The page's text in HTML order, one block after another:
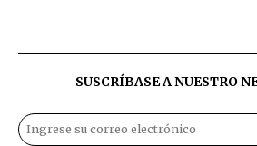
SUSCRÍBASE A NUESTRO